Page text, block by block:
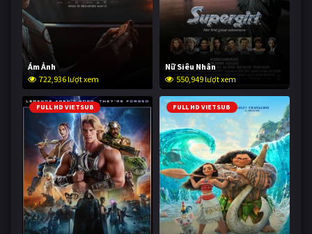
Ám Ảnh
722,936 lượt xem
Nữ Siêu Nhân
550,949 lượt xem
FULL HD VIETSUB FULL HD VIETSUB